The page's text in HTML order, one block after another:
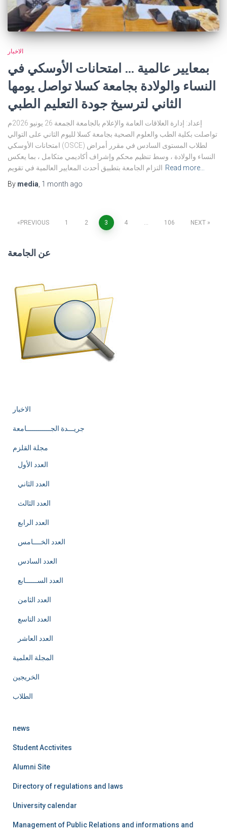
الاخبار
بمعايير عالمية … امتحانات الأوسكي في
النساء والولادة بجامعة كسلا تواصل يومها
الثاني لترسيخ جودة التعليم الطبي
إعداد: إدارة العلاقات العامة والإعلام بالجامعة الجمعة 26 يونيو 2026م
تواصلت بكلية الطب والعلوم الصحية بجامعة كسلا لليوم الثاني على التوالي
امتحانات الأوسكي (OSCE) لطلاب المستوى السادس في مقرر أمراض
النساء والولادة ، وسط تنظيم محكم وإشراف أكاديمي متكامل ، بما يعكس
التزام الجامعة بتطبيق أحدث المعايير العالمية في تقويم Read more…
By media, 1 month ago
Posts
navigation
PREVIOUS 1 2 3 4 … 106 NEXT
عن الجامعة
الاخبار
جريـــدة الجــــــــــــامعة
مجلة القلزم
العدد الأول
العدد الثاني
العدد الثالث
العدد الرابع
العدد الخــــامس
العدد السادس
العدد الســــــابع
العدد الثامن
العدد التاسع
العدد العاشر
المجلة العلمية
الخريجين
الطلاب
news
Student Acctivites
Alumni Site
Directory of regulations and laws
University calendar
Management of Public Relations and informations and